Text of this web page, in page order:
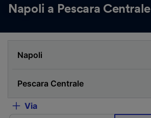
Napoli a Pescara Centrale
Via